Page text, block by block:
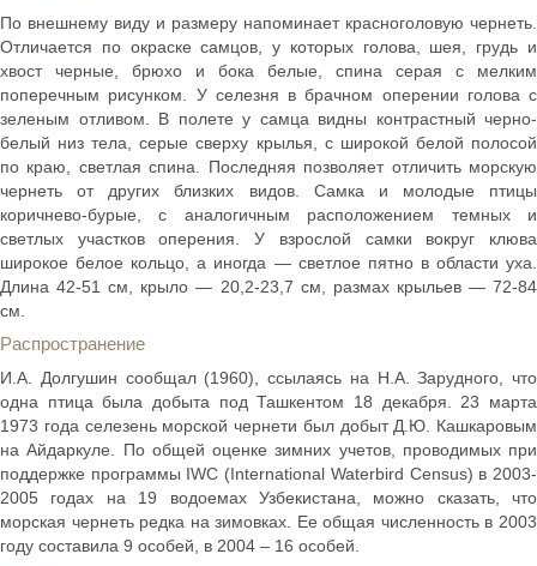
По внешнему виду и размеру напоминает красноголовую чернеть.
Отличается по окраске самцов, у которых голова, шея, грудь и
хвост черные, брюхо и бока белые, спина серая с мелким
поперечным рисунком. У селезня в брачном оперении голова с
зеленым отливом. В полете у самца видны контрастный черно-
белый низ тела, серые сверху крылья, с широкой белой полосой
по краю, светлая спина. Последняя позволяет отличить морскую
чернеть от других близких видов. Самка и молодые птицы
коричнево-бурые, с аналогичным расположением темных и
светлых участков оперения. У взрослой самки вокруг клюва
широкое белое кольцо, а иногда — светлое пятно в области уха.
Длина 42-51 см, крыло — 20,2-23,7 см, размах крыльев — 72-84
см.
Распространение
И.А. Долгушин сообщал (1960), ссылаясь на Н.А. Зарудного, что
одна птица была добыта под Ташкентом 18 декабря. 23 марта
1973 года селезень морской чернети был добыт Д.Ю. Кашкаровым
на Айдаркуле. По общей оценке зимних учетов, проводимых при
поддержке программы IWC (International Waterbird Census) в 2003-
2005 годах на 19 водоемах Узбекистана, можно сказать, что
морская чернеть редка на зимовках. Ее общая численность в 2003
году составила 9 особей, в 2004 – 16 особей.